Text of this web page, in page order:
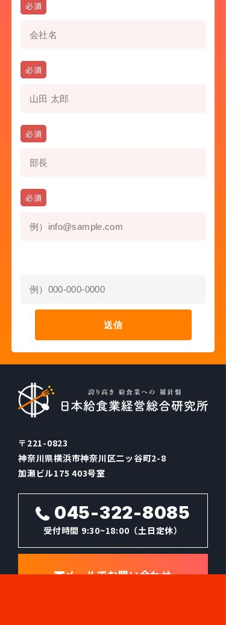
必須
必須
必須
必須
送信
〒221-0823
神奈川県横浜市神奈川区二ッ谷町2-8
加瀬ビル175 403号室
045-322-8085
受付時間 9:30~18:00（土日定休）
メールでお問い合わせ